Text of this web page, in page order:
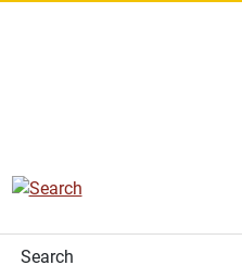
Search